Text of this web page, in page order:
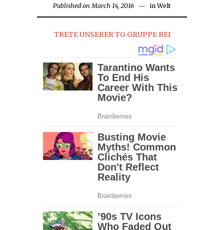
Published on March 14, 2016 April in Welt
TRETE UNSERER TG GRUPPE BEI